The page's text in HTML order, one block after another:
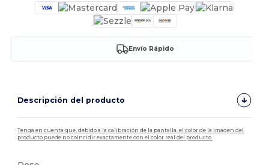
Envío Rápido
Descripción del producto
Tenga en cuenta que, debido a la calibración de la pantalla, el color de la imagen del
producto puede no coincidir exactamente con el color real del producto.